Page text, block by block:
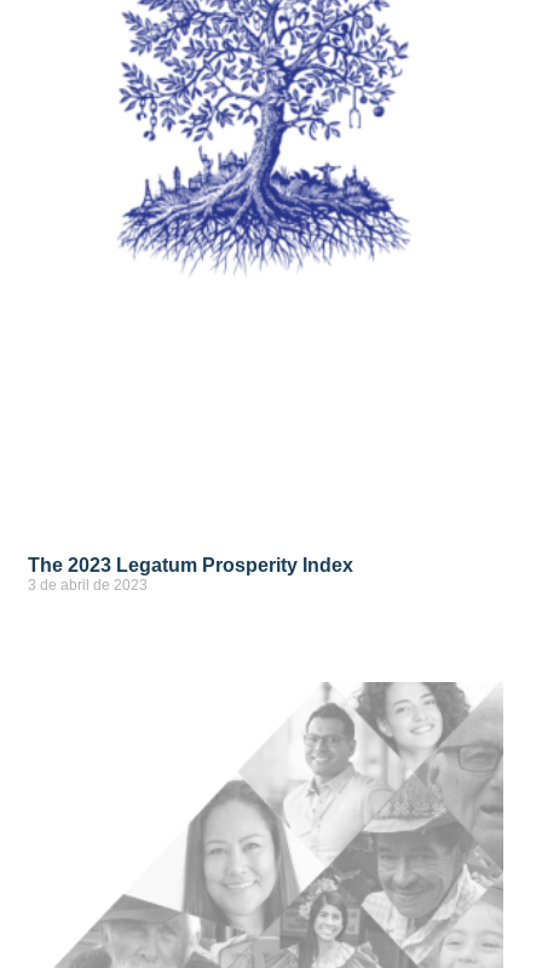
The 2023 Legatum Prosperity Index
3 de abril de 2023